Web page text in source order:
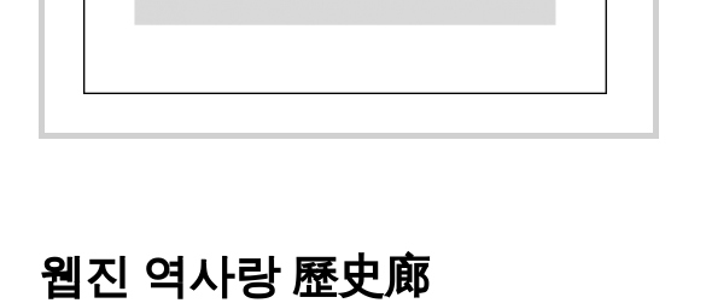
웹진 역사랑 歷史廊